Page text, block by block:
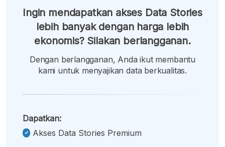
Ingin mendapatkan akses Data Stories
lebih banyak dengan harga lebih
ekonomis? Silakan berlangganan.
Dengan berlangganan, Anda ikut membantu
kami untuk menyajikan data berkualitas.
Dapatkan:
Akses Data Stories Premium